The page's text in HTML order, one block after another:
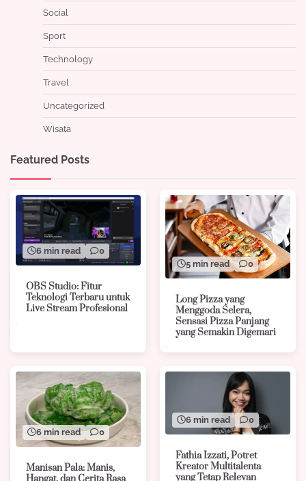
Social
Sport
Technology
Travel
Uncategorized
Wisata
Featured Posts
6 min read 0
OBS Studio: Fitur
Teknologi Terbaru untuk
Live Stream Profesional
5 min read 0
Long Pizza yang
Menggoda Selera,
Sensasi Pizza Panjang
yang Semakin Digemari
6 min read 0
Manisan Pala: Manis,
6 min read 0
Fathia Izzati, Potret
Kreator Multitalenta
yang Tetap Relevan